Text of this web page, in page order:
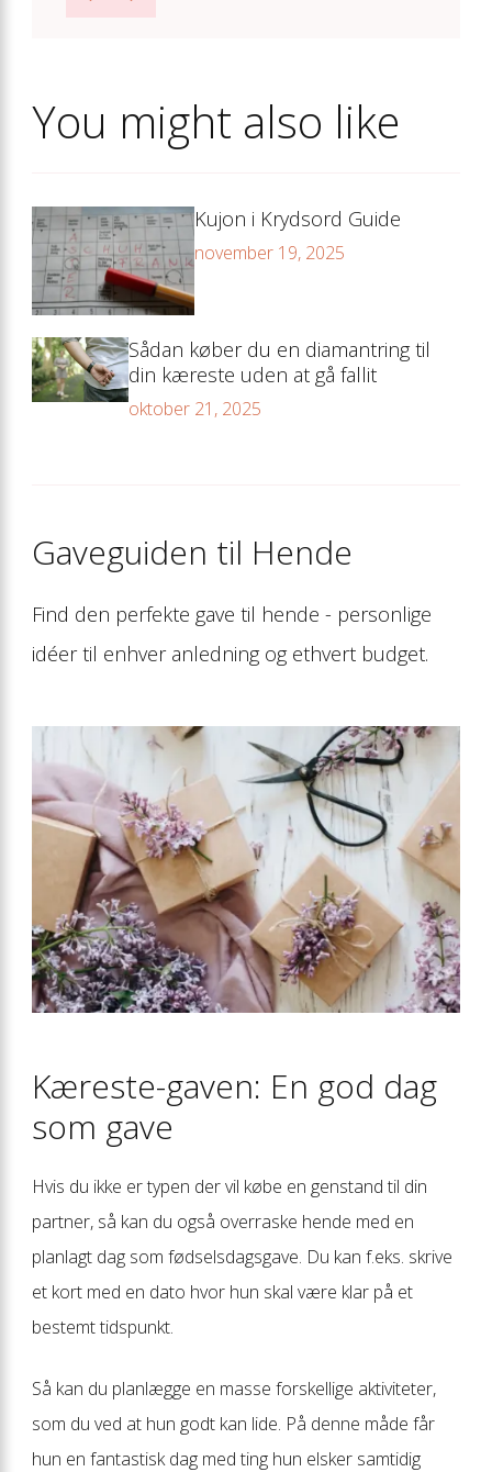
You might also like
november 19, 2025
Kujon i Krydsord Guide
oktober 21, 2025
Sådan køber du en diamantring til
din kæreste uden at gå fallit
Gaveguiden til Hende
Find den perfekte gave til hende - personlige
idéer til enhver anledning og ethvert budget.
Kæreste-gaven: En god dag
som gave
Hvis du ikke er typen der vil købe en genstand til din
partner, så kan du også overraske hende med en
planlagt dag som fødselsdagsgave. Du kan f.eks. skrive
et kort med en dato hvor hun skal være klar på et
bestemt tidspunkt.
Så kan du planlægge en masse forskellige aktiviteter,
som du ved at hun godt kan lide. På denne måde får
hun en fantastisk dag med ting hun elsker samtidig